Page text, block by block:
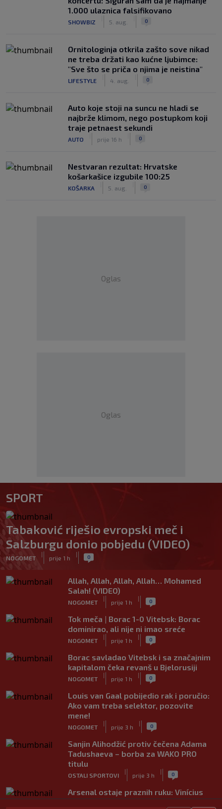
1.000 ulaznica falsifikovano
SHOWBIZ 5. aug. 0
Ornitologinja otkrila zašto sove nikad
ne treba držati kao kućne ljubimce:
"Sve što se priča o njima je neistina"
LIFESTYLE 4. aug. 0
Auto koje stoji na suncu ne hladi se
najbrže klimom, nego postupkom koji
traje petnaest sekundi
AUTO prije 16 h 0
Nestvaran rezultat: Hrvatske
košarkašice izgubile 100:25
KOŠARKA 5. aug. 0
Oglas
Oglas
SPORT
Tabaković riješio evropski meč i
Salzburgu donio pobjedu (VIDEO)
NOGOMET
|
prije 1 h
| 0
Allah, Allah, Allah, Allah… Mohamed
Salah! (VIDEO)
NOGOMET
|
prije 1 h
| 0
Tok meča | Borac 1-0 Vitebsk: Borac
dominirao, ali nije ni imao sreće
NOGOMET
|
prije 1 h
| 0
Borac savladao Vitebsk i sa značajnim
kapitalom čeka revanš u Bjelorusiji
NOGOMET
|
prije 1 h
| 0
Louis van Gaal pobijedio rak i poručio:
Ako vam treba selektor, pozovite
mene!
NOGOMET
|
prije 3 h
| 0
Sanjin Alihodžić protiv čečena Adama
Tadushaeva – borba za WAKO PRO
titulu
OSTALI SPORTOVI
|
prije 3 h
| 0
Arsenal ostaje praznih ruku: Vinícius
Júnior i Real Madrid postigli dogovor